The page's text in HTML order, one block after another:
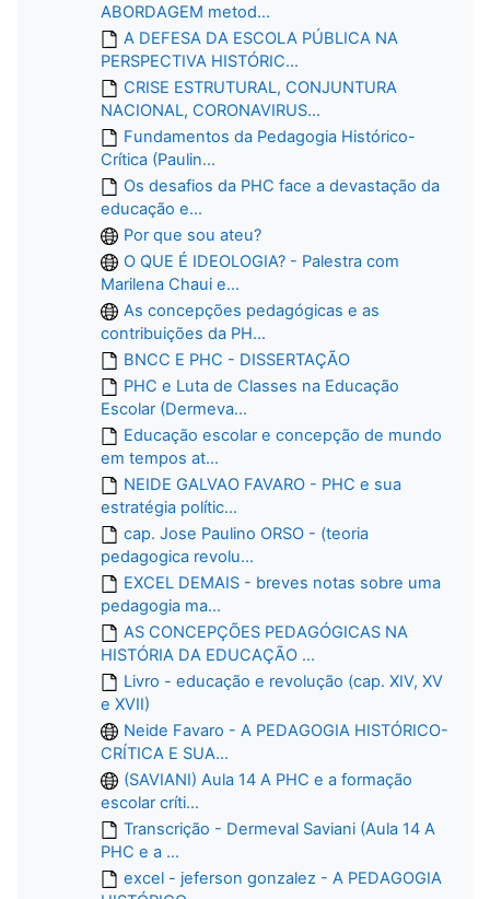
ABORDAGEM metod...
A DEFESA DA ESCOLA PÚBLICA NA
PERSPECTIVA HISTÓRIC...
CRISE ESTRUTURAL, CONJUNTURA
NACIONAL, CORONAVIRUS...
Fundamentos da Pedagogia Histórico-
Crítica (Paulin...
Os desafios da PHC face a devastação da
educação e...
Por que sou ateu?
O QUE É IDEOLOGIA? - Palestra com
Marilena Chaui e...
As concepções pedagógicas e as
contribuições da PH...
BNCC E PHC - DISSERTAÇÃO
PHC e Luta de Classes na Educação
Escolar (Dermeva...
Educação escolar e concepção de mundo
em tempos at...
NEIDE GALVAO FAVARO - PHC e sua
estratégia polític...
cap. Jose Paulino ORSO - (teoria
pedagogica revolu...
EXCEL DEMAIS - breves notas sobre uma
pedagogia ma...
AS CONCEPÇÕES PEDAGÓGICAS NA
HISTÓRIA DA EDUCAÇÃO ...
Livro - educação e revolução (cap. XIV, XV
e XVII)
Neide Favaro - A PEDAGOGIA HISTÓRICO-
CRÍTICA E SUA...
(SAVIANI) Aula 14 A PHC e a formação
escolar críti...
Transcrição - Dermeval Saviani (Aula 14 A
PHC e a ...
excel - jeferson gonzalez - A PEDAGOGIA